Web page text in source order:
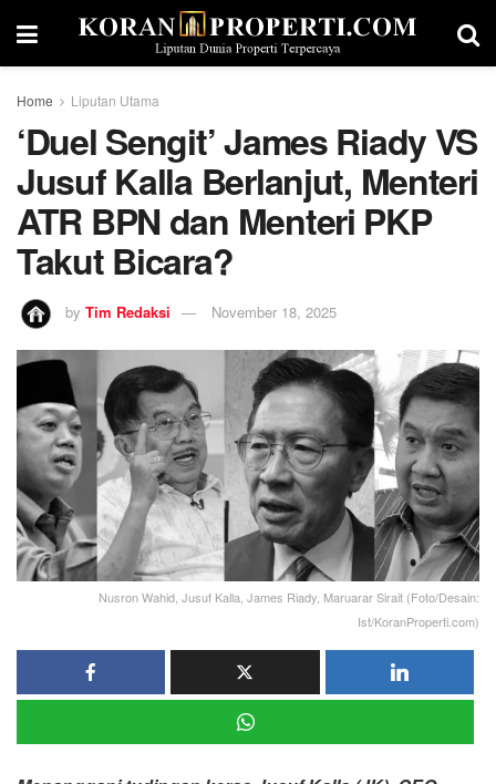
Home Liputan Utama
‘Duel Sengit’ James Riady VS
Jusuf Kalla Berlanjut, Menteri
ATR BPN dan Menteri PKP
Takut Bicara?
by Tim Redaksi November 18, 2025
Nusron Wahid, Jusuf Kalla, James Riady, Maruarar Sirait (Foto/Desain:
Ist/KoranProperti.com)